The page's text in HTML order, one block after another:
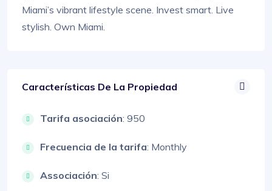
Miami’s vibrant lifestyle scene. Invest smart. Live
stylish. Own Miami.
Características De La Propiedad
Tarifa asociación: 950
Frecuencia de la tarifa: Monthly
Associación: Si